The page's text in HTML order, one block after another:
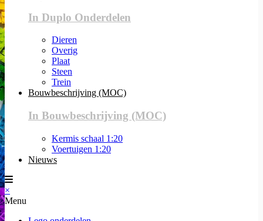
In Duplo Onderdelen
Dieren
Overig
Plaat
Steen
Trein
Bouwbeschrijving (MOC)
In Bouwbeschrijving (MOC)
Kermis schaal 1:20
Voertuigen 1:20
Nieuws
×
Menu